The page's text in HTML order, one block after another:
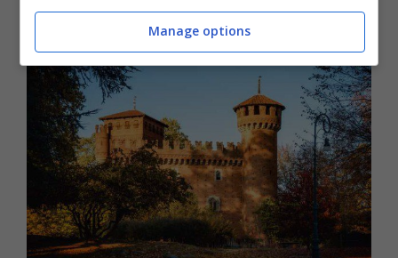
Lombroso.
Manage options